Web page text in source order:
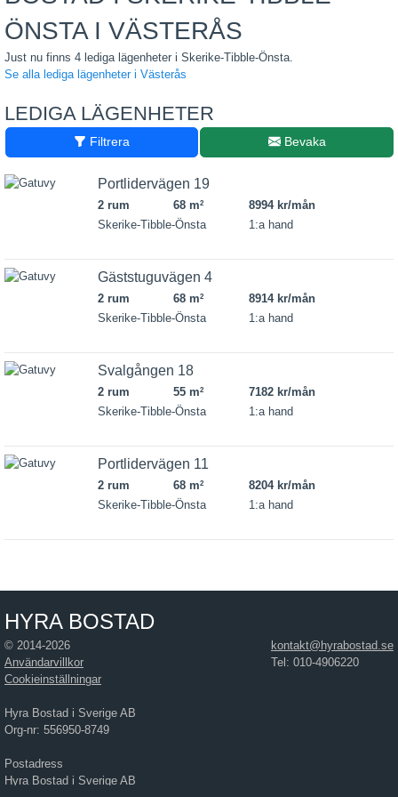
ÖNSTA I VÄSTERÅS
Just nu finns 4 lediga lägenheter i Skerike-Tibble-Önsta.
Se alla lediga lägenheter i Västerås
LEDIGA LÄGENHETER
Filtrera Bevaka
Portlidervägen 19
2 rum 68 m2
8994 kr/mån
Skerike-Tibble-Önsta
1:a hand
Gäststuguvägen 4
2 rum 68 m2
8914 kr/mån
Skerike-Tibble-Önsta
1:a hand
Svalgången 18
2 rum 55 m2
7182 kr/mån
Skerike-Tibble-Önsta
1:a hand
Portlidervägen 11
2 rum 68 m2
8204 kr/mån
Skerike-Tibble-Önsta
1:a hand
HYRA BOSTAD
kontakt@hyrabostad.se
Tel: 010-4906220
© 2014-2026
Användarvillkor
Cookieinställningar
Hyra Bostad i Sverige AB
Org-nr: 556950-8749
Postadress
Hyra Bostad i Sverige AB